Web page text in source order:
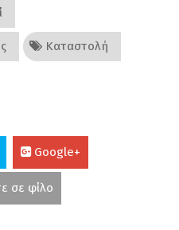
Καταστολή
Google+
σε φίλο